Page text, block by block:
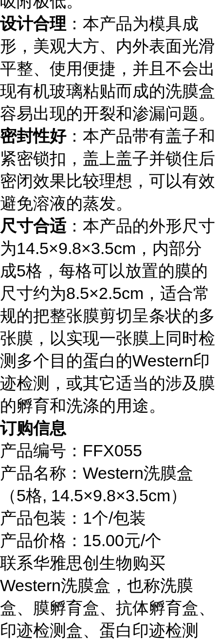
设计合理 ：本产品为模具成
形，美观大方、内外表面光滑
平整、使用便捷，并且不会出
现有机玻璃粘贴而成的洗膜盒
容易出现的开裂和渗漏问题。
密封性好：本产品带有盖子和
紧密锁扣，盖上盖子并锁住后
密闭效果比较理想，可以有效
避免溶液的蒸发。
尺寸合适 ：本产品的外形尺寸
为14.5×9.8×3.5cm，内部分
成5格，每格可以放置的膜的
尺寸约为8.5×2.5cm，适合常
规的把整张膜剪切呈条状的多
张膜，以实现一张膜上同时检
测多个目的蛋白的Western印
迹检测，或其它适当的涉及膜
的孵育和洗涤的用途。
订购信息
产品编号：FFX055
产品名称：Western洗膜盒
（5格, 14.5×9.8×3.5cm）
产品包装：1个/包装
产品价格：15.00元/个
联系华雅思创生物购买
Western洗膜盒，也称洗膜
盒、膜孵育盒、抗体孵育盒、
印迹检测盒、蛋白印迹检测